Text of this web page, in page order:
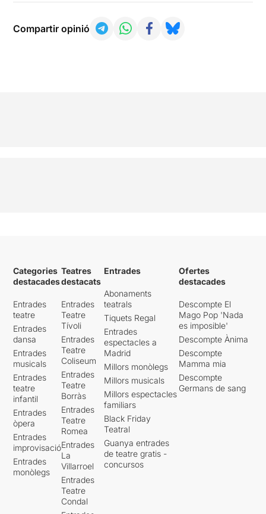
Compartir opinió
Categories
destacades
Entrades
teatre
Entrades
dansa
Entrades
musicals
Entrades
teatre
infantil
Entrades
òpera
Entrades
improvisació
Entrades
monòlegs
Teatres
destacats
Entrades
Teatre
Tívoli
Entrades
Teatre
Coliseum
Entrades
Teatre
Borràs
Entrades
Teatre
Romea
Entrades
La
Villarroel
Entrades
Teatre
Condal
Entrades
Abonaments
teatrals
Tiquets Regal
Entrades
espectacles a
Madrid
Millors monòlegs
Millors musicals
Millors espectacles
familiars
Black Friday
Teatral
Guanya entrades
de teatre gratis -
concursos
Ofertes
destacades
Descompte El
Mago Pop 'Nada
es imposible'
Descompte Ànima
Descompte
Mamma mia
Descompte
Germans de sang